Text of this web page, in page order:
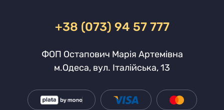
+38 (073) 94 57 777
ФОП Остапович Марія Артемівна
м.Одеса, вул. Італійська, 13